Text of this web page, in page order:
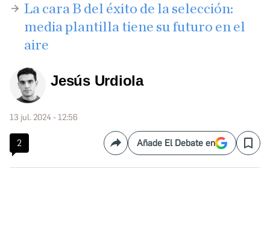
La cara B del éxito de la selección:
media plantilla tiene su futuro en el
aire
Jesús Urdiola
13 jul. 2024 - 12:56
2 CompartirAñade El Debate en Save